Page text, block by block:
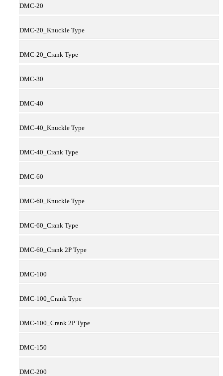
DMC-20
DMC-20_Knuckle Type
DMC-20_Crank Type
DMC-30
DMC-40
DMC-40_Knuckle Type
DMC-40_Crank Type
DMC-60
DMC-60_Knuckle Type
DMC-60_Crank Type
DMC-60_Crank 2P Type
DMC-100
DMC-100_Crank Type
DMC-100_Crank 2P Type
DMC-150
DMC-200